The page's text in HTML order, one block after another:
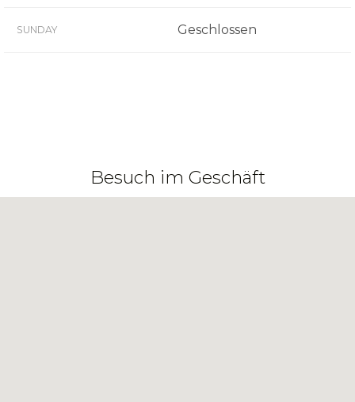
SUNDAY Geschlossen
Besuch im Geschäft